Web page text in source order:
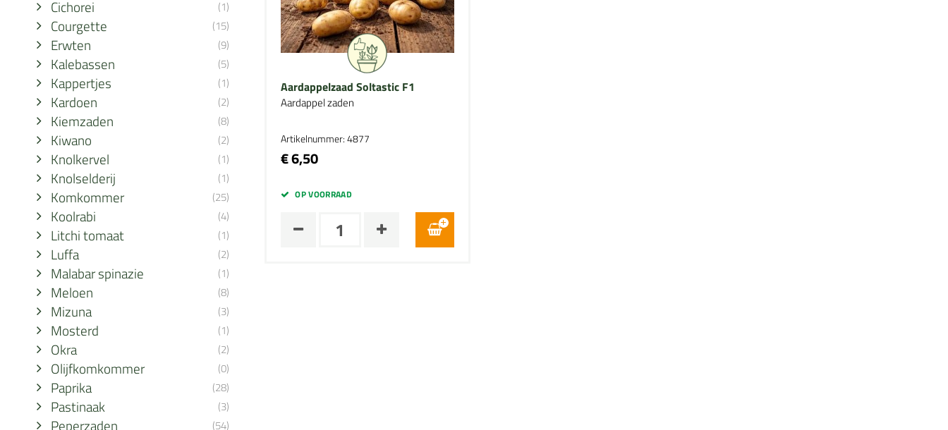
Cichorei (1)
Courgette (15)
Erwten (9)
Kalebassen (5)
Kappertjes (1)
Kardoen (2)
Kiemzaden (8)
Kiwano (2)
Knolkervel (1)
Knolselderij (1)
Komkommer (25)
Koolrabi (4)
Litchi tomaat (1)
Luffa (2)
Malabar spinazie (1)
Meloen (8)
Mizuna (3)
Mosterd (1)
Okra (2)
Olijfkomkommer (0)
Paprika (28)
Pastinaak (3)
Peperzaden (54)
Aardappelzaad Soltastic F1
Aardappel zaden
Artikelnummer: 4877
€ 6,50
OP VOORRAAD